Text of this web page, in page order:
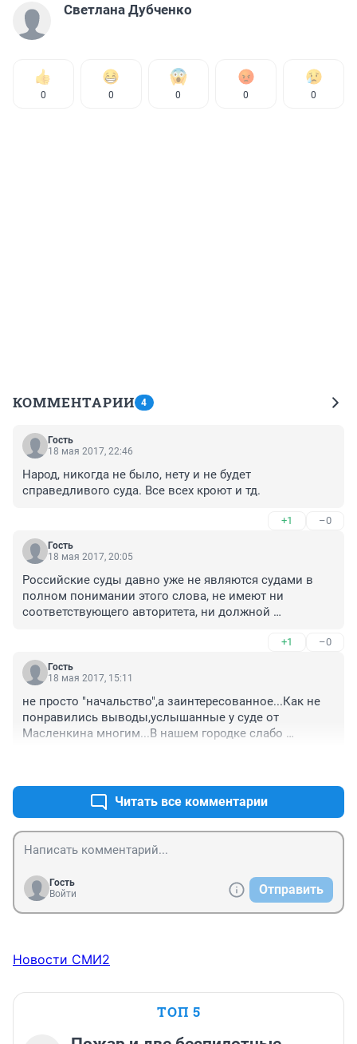
Светлана Дубченко
0 0 0 0 0
КОММЕНТАРИИ 4
Гость
18 мая 2017, 22:46
Народ, никогда не было, нету и не будет
справедливого суда. Все всех кроют и тд.
+1 –0
Гость
18 мая 2017, 20:05
Российские суды давно уже не являются судами в
полном понимании этого слова, не имеют ни
соответствующего авторитета, ни должной
+1 –0
Гость
18 мая 2017, 15:11
не просто "начальство",а заинтересованное...Как не
понравились выводы,услышанные у суде от
Масленкина многим...В нашем городке слабо
Читать все комментарии
Гость
Войти
Отправить
Новости СМИ2
ТОП 5